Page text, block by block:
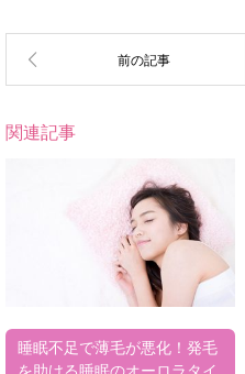
関連記事
睡眠不足で薄毛が悪化！発毛
を助ける睡眠のオーロラタイ